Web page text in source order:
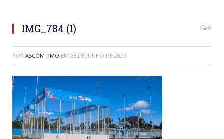
IMG_784 (1) 0
POR ASCOM PMO EM 25 DE JUNHO DE 2026